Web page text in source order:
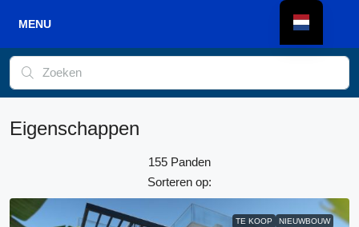
Eigenschappen
155 Panden
Sorteren op:
TE KOOP NIEUWBOUW